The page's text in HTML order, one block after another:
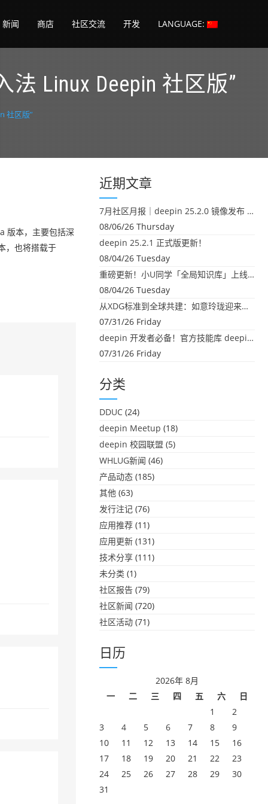
新闻 商店 社区交流 开发 LANGUAGE:
Linux Deepin 社区版”
社区版”
版本，主要包括深
，也将搭载于
近期文章
7月社区月报｜deepin 25.2.0 镜像发布 & 小U同学定时任务上线
08/06/26 Thursday
deepin 25.2.1 正式版更新！
08/04/26 Tuesday
重磅更新！小U同学「全局知识库」上线：你的本地文件，终于"活"起来了
08/04/26 Tuesday
从XDG标准到全球共建：如意玲珑迎来首个海外开源贡献
07/31/26 Friday
deepin 开发者必备！官方技能库 deepin-skills 正式开源
07/31/26 Friday
分类
DDUC (24)
deepin Meetup (18)
deepin 校园联盟 (5)
WHLUG新闻 (46)
产品动态 (185)
其他 (63)
发行注记 (76)
应用推荐 (11)
应用更新 (131)
技术分享 (111)
未分类 (1)
社区报告 (79)
社区新闻 (720)
社区活动 (71)
日历
2026年 8月
一
二 三 四 五 六
日
1
2
3
4 5 6 7 8
9
10
11 12 13 14 15
16
17
18 19 20 21 22
23
24
25 26 27 28 29
30
31